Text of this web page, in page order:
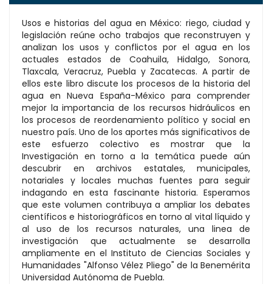
Usos e historias del agua en México: riego, ciudad y
legislación reúne ocho trabajos que reconstruyen y
analizan los usos y conflictos por el agua en los
actuales estados de Coahuila, Hidalgo, Sonora,
Tlaxcala, Veracruz, Puebla y Zacatecas. A partir de
ellos este libro discute los procesos de la historia del
agua en Nueva España-México para comprender
mejor la importancia de los recursos hidráulicos en
los procesos de reordenamiento político y social en
nuestro país. Uno de los aportes más significativos de
este esfuerzo colectivo es mostrar que la
Investigación en torno a la temática puede aún
descubrir en archivos estatales, municipales,
notariales y locales muchas fuentes para seguir
indagando en esta fascinante historia. Esperamos
que este volumen contribuya a ampliar los debates
científicos e historiográficos en torno al vital líquido y
al uso de los recursos naturales, una linea de
investigación que actualmente se desarrolla
ampliamente en el Instituto de Ciencias Sociales y
Humanidades "Alfonso Vélez Pliego" de la Benemérita
Universidad Autónoma de Puebla.